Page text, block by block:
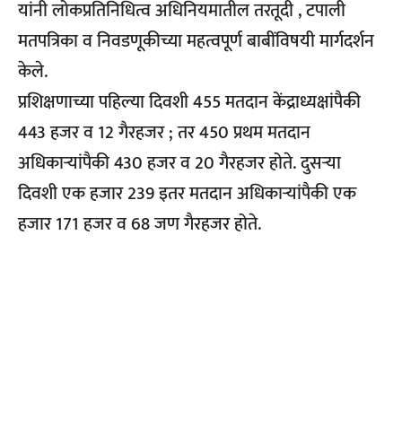
यांनी लोकप्रतिनिधित्व अधिनियमातील तरतूदी , टपाली
मतपत्रिका व निवडणूकीच्या महत्वपूर्ण बाबींविषयी मार्गदर्शन
केले.
प्रशिक्षणाच्या पहिल्या दिवशी 455 मतदान केंद्राध्यक्षांपैकी
443 हजर व 12 गैरहजर ; तर 450 प्रथम मतदान
अधिकाऱ्यांपैकी 430 हजर व 20 गैरहजर होते. दुसऱ्या
दिवशी एक हजार 239 इतर मतदान अधिकाऱ्यांपैकी एक
हजार 171 हजर व 68 जण गैरहजर होते.